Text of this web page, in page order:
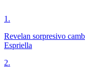
1 .
Revelan sorpresivo
Espriella
2.